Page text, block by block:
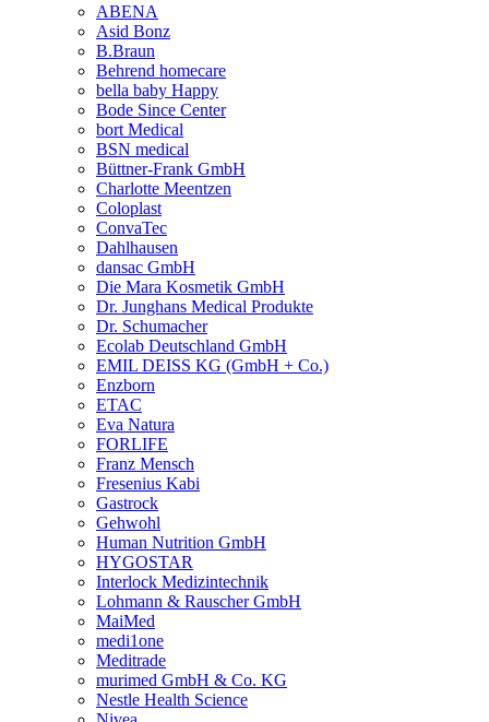
ABENA
Asid Bonz
B.Braun
Behrend homecare
bella baby Happy
Bode Since Center
bort Medical
BSN medical
Büttner-Frank GmbH
Charlotte Meentzen
Coloplast
ConvaTec
Dahlhausen
dansac GmbH
Die Mara Kosmetik GmbH
Dr. Junghans Medical Produkte
Dr. Schumacher
Ecolab Deutschland GmbH
EMIL DEISS KG (GmbH + Co.)
Enzborn
ETAC
Eva Natura
FORLIFE
Franz Mensch
Fresenius Kabi
Gastrock
Gehwohl
Human Nutrition GmbH
HYGOSTAR
Interlock Medizintechnik
Lohmann & Rauscher GmbH
MaiMed
medi1one
Meditrade
murimed GmbH & Co. KG
Nestle Health Science